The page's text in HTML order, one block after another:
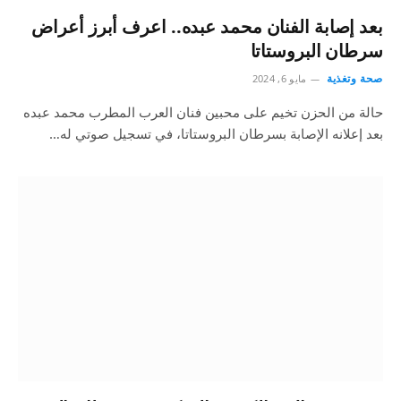
بعد إصابة الفنان محمد عبده.. اعرف أبرز أعراض
سرطان البروستاتا
صحة وتغذية مايو 6, 2024
حالة من الحزن تخيم على محبين فنان العرب المطرب محمد عبده
بعد إعلانه الإصابة بسرطان البروستاتا، في تسجيل صوتي له…